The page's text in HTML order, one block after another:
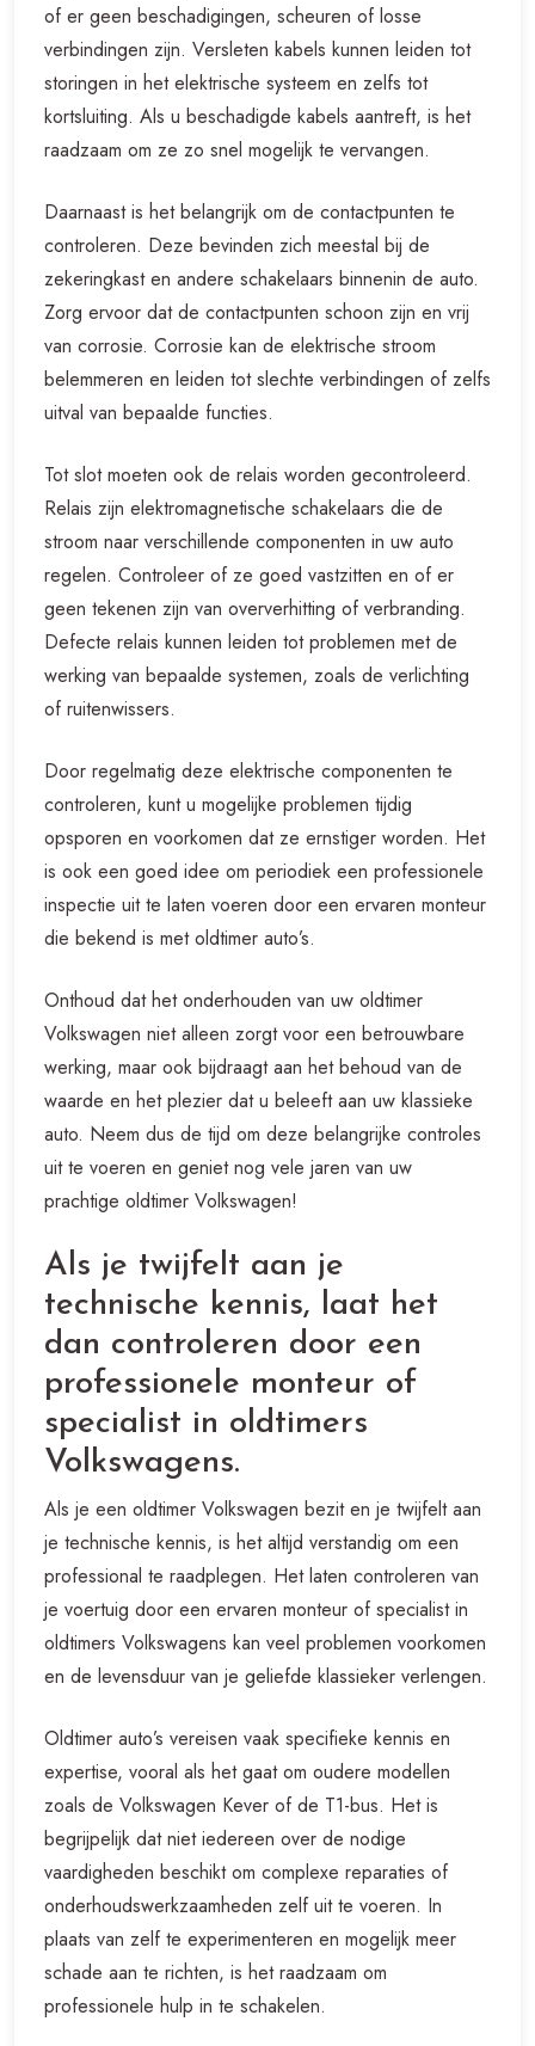
of er geen beschadigingen, scheuren of losse
verbindingen zijn. Versleten kabels kunnen leiden tot
storingen in het elektrische systeem en zelfs tot
kortsluiting. Als u beschadigde kabels aantreft, is het
raadzaam om ze zo snel mogelijk te vervangen.
Daarnaast is het belangrijk om de contactpunten te
controleren. Deze bevinden zich meestal bij de
zekeringkast en andere schakelaars binnenin de auto.
Zorg ervoor dat de contactpunten schoon zijn en vrij
van corrosie. Corrosie kan de elektrische stroom
belemmeren en leiden tot slechte verbindingen of zelfs
uitval van bepaalde functies.
Tot slot moeten ook de relais worden gecontroleerd.
Relais zijn elektromagnetische schakelaars die de
stroom naar verschillende componenten in uw auto
regelen. Controleer of ze goed vastzitten en of er
geen tekenen zijn van oververhitting of verbranding.
Defecte relais kunnen leiden tot problemen met de
werking van bepaalde systemen, zoals de verlichting
of ruitenwissers.
Door regelmatig deze elektrische componenten te
controleren, kunt u mogelijke problemen tijdig
opsporen en voorkomen dat ze ernstiger worden. Het
is ook een goed idee om periodiek een professionele
inspectie uit te laten voeren door een ervaren monteur
die bekend is met oldtimer auto’s.
Onthoud dat het onderhouden van uw oldtimer
Volkswagen niet alleen zorgt voor een betrouwbare
werking, maar ook bijdraagt aan het behoud van de
waarde en het plezier dat u beleeft aan uw klassieke
auto. Neem dus de tijd om deze belangrijke controles
uit te voeren en geniet nog vele jaren van uw
prachtige oldtimer Volkswagen!
Als je twijfelt aan je
technische kennis, laat het
dan controleren door een
professionele monteur of
specialist in oldtimers
Volkswagens.
Als je een oldtimer Volkswagen bezit en je twijfelt aan
je technische kennis, is het altijd verstandig om een
professional te raadplegen. Het laten controleren van
je voertuig door een ervaren monteur of specialist in
oldtimers Volkswagens kan veel problemen voorkomen
en de levensduur van je geliefde klassieker verlengen.
Oldtimer auto’s vereisen vaak specifieke kennis en
expertise, vooral als het gaat om oudere modellen
zoals de Volkswagen Kever of de T1-bus. Het is
begrijpelijk dat niet iedereen over de nodige
vaardigheden beschikt om complexe reparaties of
onderhoudswerkzaamheden zelf uit te voeren. In
plaats van zelf te experimenteren en mogelijk meer
schade aan te richten, is het raadzaam om
professionele hulp in te schakelen.